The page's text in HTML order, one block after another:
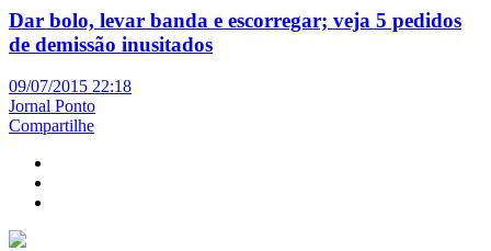
Dar bolo, levar banda e escorregar; veja 5 pedidos
de demissão inusitados
09/07/2015 22:18
Jornal Ponto
Compartilhe